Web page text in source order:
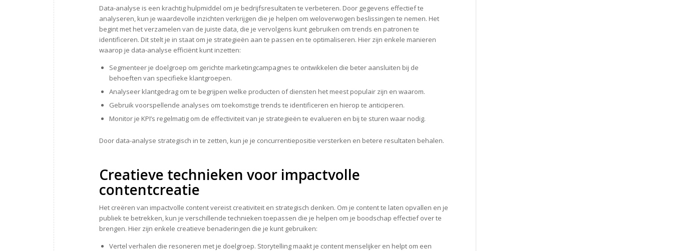
Data-analyse is een krachtig hulpmiddel om je bedrijfsresultaten te verbeteren. Door gegevens effectief te
analyseren, kun je waardevolle inzichten verkrijgen die je helpen om weloverwogen beslissingen te nemen. Het
begint met het verzamelen van de juiste data, die je vervolgens kunt gebruiken om trends en patronen te
identificeren. Dit stelt je in staat om je strategieën aan te passen en te optimaliseren. Hier zijn enkele manieren
waarop je data-analyse efficiënt kunt inzetten:
Segmenteer je doelgroep om gerichte marketingcampagnes te ontwikkelen die beter aansluiten bij de
behoeften van specifieke klantgroepen.
Analyseer klantgedrag om te begrijpen welke producten of diensten het meest populair zijn en waarom.
Gebruik voorspellende analyses om toekomstige trends te identificeren en hierop te anticiperen.
Monitor je KPI’s regelmatig om de effectiviteit van je strategieën te evalueren en bij te sturen waar nodig.
Door data-analyse strategisch in te zetten, kun je je concurrentiepositie versterken en betere resultaten behalen.
Creatieve technieken voor impactvolle
contentcreatie
Het creëren van impactvolle content vereist creativiteit en strategisch denken. Om je content te laten opvallen en je
publiek te betrekken, kun je verschillende technieken toepassen die je helpen om je boodschap effectief over te
brengen. Hier zijn enkele creatieve benaderingen die je kunt gebruiken:
Vertel verhalen die resoneren met je doelgroep. Storytelling maakt je content menselijker en helpt om een